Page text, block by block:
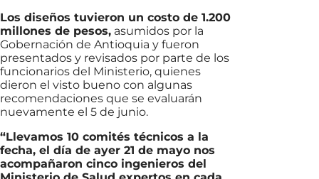
Los diseños tuvieron un costo de 1.200
millones de pesos, asumidos por la
Gobernación de Antioquia y fueron
presentados y revisados por parte de los
funcionarios del Ministerio, quienes
dieron el visto bueno con algunas
recomendaciones que se evaluarán
nuevamente el 5 de junio.
“Llevamos 10 comités técnicos a la
fecha, el día de ayer 21 de mayo nos
acompañaron cinco ingenieros del